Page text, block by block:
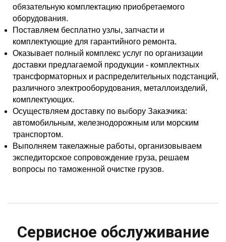
обязательную комплектацию приобретаемого
оборудования.
Поставляем бесплатно узлы, запчасти и
комплектующие для гарантийного ремонта.
Оказывает полный комплекс услуг по организации
доставки предлагаемой продукции - комплектных
трансформаторных и распределительных подстанций,
различного электрооборудования, металлоизделий,
комплектующих.
Осуществляем доставку по выбору Заказчика:
автомобильным, железнодорожным или морским
транспортом.
Выполняем такелажные работы, организовываем
экспедиторское сопровождение груза, решаем
вопросы по таможенной очистке грузов.
Сервисное обслуживание